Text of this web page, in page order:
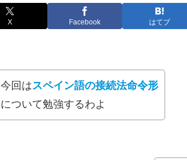
X Facebook はてブ
今回はスペイン語の接続法命令形
について勉強するわよ